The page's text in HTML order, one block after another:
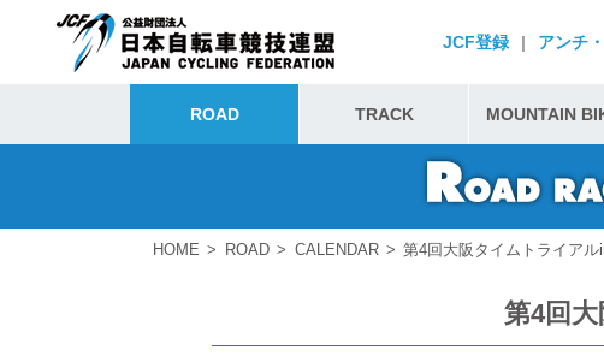
JCF登録 | アンチ
ROAD TRACK MOUNTAIN
HOME ROAD CALENDAR 第4回大阪タイムトライア
第4回